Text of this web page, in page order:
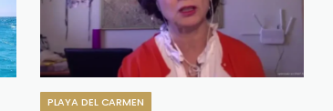
PLAYA DEL CARMEN